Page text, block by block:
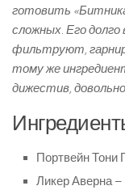
готовить
сложных. Его
фильтруют,
тому же
дижестив,
Портвейн Тони
Ликер Аверна –